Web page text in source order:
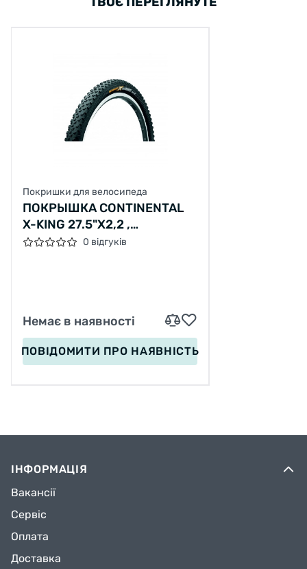
Материал боковины: Фолдинг
плотность корпуса, TPI: 3/180
ISO (ETRTO): 55-584
Технологии Continental, применяемые в
Технология, основанная на соединениях
Корбахе (Германия) был разработан новый
превосходными характеристиками сцепления
и проходимости.
Покришки для велосипеда
ПОКРЫШКА CONTINENTAL
X-KING 27.5"X2,2 ,
PERFORMANCE, SKIN (БЕЗ
0 відгуків
Немає в наявності
ПОВІДОМИТИ ПРО НАЯВНІСТЬ
ІНФОРМАЦІЯ
Вакансії
Сервіс
Оплата
Доставка